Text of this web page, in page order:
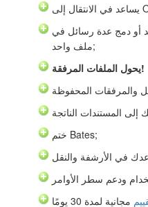
أو دمج عدة رسائل في
ملف واحد;
يحول الملفات المرفقة!
ختم Bates;